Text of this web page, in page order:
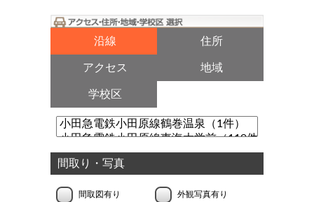
沿線 住所
アクセス 地域
学校区
間取り・写真
間取図有り 外観写真有り